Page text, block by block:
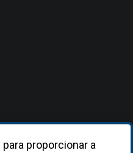
proporcionar a